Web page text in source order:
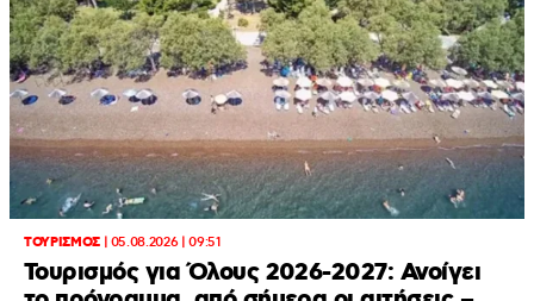
ΤΟΥΡΙΣΜΟΣ| 05.08.2026 | 09:51
Τουρισμός για Όλους 2026-2027: Ανοίγει